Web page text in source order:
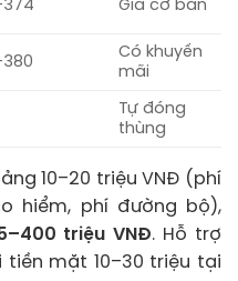
Giá cơ bản
Có khuyến
mãi
Tự đóng
thùng
10–20 triệu VNĐ (phí
hiểm, phí đường bộ),
triệu VNĐ. Hỗ trợ
tiền mặt 10–30 triệu tại